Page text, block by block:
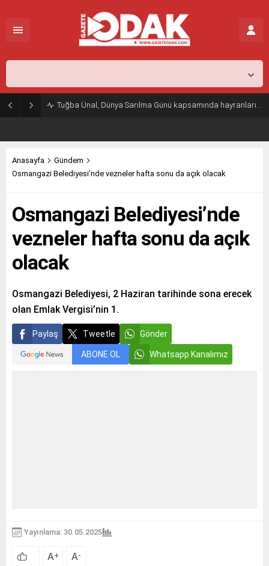
Tuğba Ünal, Dünya Sarılma Günü kapsamında hayranlarıyla buluştu
Anasayfa
Gündem
Osmangazi Belediyesi’nde vezneler hafta sonu da açık olacak
Osmangazi Belediyesi’nde
vezneler hafta sonu da açık
olacak
Osmangazi Belediyesi, 2 Haziran tarihinde sona erecek
olan Emlak Vergisi’nin 1.
Paylaş Tweetle Gönder
ABONE OL Whatsapp Kanalımız
Yayınlama: 30.05.2025
A+ A-